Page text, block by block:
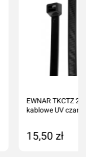
EWNAR TKCTZ
kablowe UV
15,50 zł